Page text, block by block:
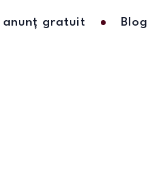
anunț gratuit Blog